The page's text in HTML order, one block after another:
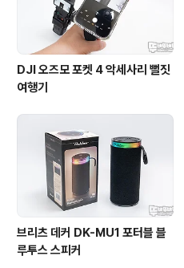
DJI 오즈모 포켓 4 악세사리 뻘짓
여행기
브리츠 데커 DK-MU1 포터블 블
루투스 스피커